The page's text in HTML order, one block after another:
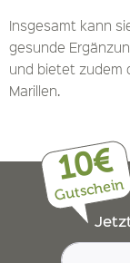
Insgesamt kann
gesunde
und bietet zudem
Marillen.
10€
Gutschein